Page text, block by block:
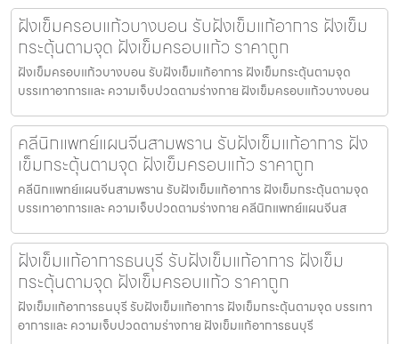
ฝังเข็มครอบแก้วบางบอน รับฝังเข็มแก้อาการ ฝังเข็ม
กระตุ้นตามจุด ฝังเข็มครอบแก้ว ราคาถูก
ฝังเข็มครอบแก้วบางบอน รับฝังเข็มแก้อาการ ฝังเข็มกระตุ้นตามจุด
บรรเทาอาการและ ความเจ็บปวดตามร่างกาย ฝังเข็มครอบแก้วบางบอน
คลีนิกแพทย์แผนจีนสามพราน รับฝังเข็มแก้อาการ ฝัง
เข็มกระตุ้นตามจุด ฝังเข็มครอบแก้ว ราคาถูก
คลีนิกแพทย์แผนจีนสามพราน รับฝังเข็มแก้อาการ ฝังเข็มกระตุ้นตามจุด
บรรเทาอาการและ ความเจ็บปวดตามร่างกาย คลีนิกแพทย์แผนจีนส
ฝังเข็มแก้อาการธนบุรี รับฝังเข็มแก้อาการ ฝังเข็ม
กระตุ้นตามจุด ฝังเข็มครอบแก้ว ราคาถูก
ฝังเข็มแก้อาการธนบุรี รับฝังเข็มแก้อาการ ฝังเข็มกระตุ้นตามจุด บรรเทา
อาการและ ความเจ็บปวดตามร่างกาย ฝังเข็มแก้อาการธนบุรี